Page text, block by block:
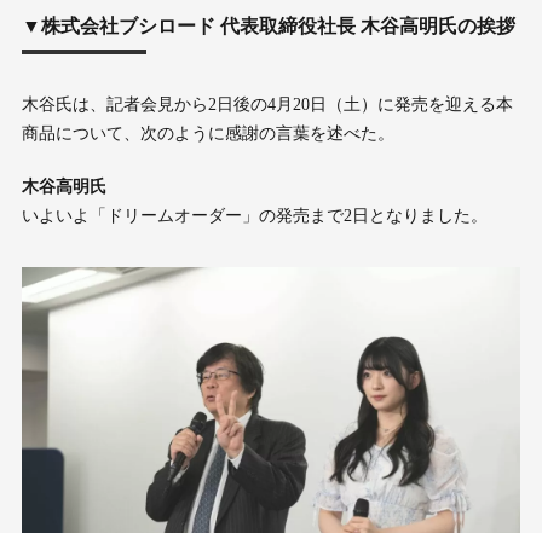
▼株式会社ブシロード 代表取締役社長 木谷高明氏の挨拶
木谷氏は、記者会見から2日後の4月20日（土）に発売を迎える本
商品について、次のように感謝の言葉を述べた。
木谷高明氏
いよいよ「ドリームオーダー」の発売まで2日となりました。